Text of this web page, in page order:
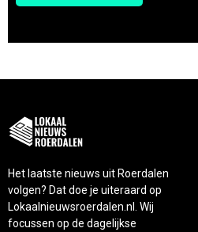
Het laatste nieuws uit Roerdalen
volgen? Dat doe je uiteraard op
Lokaalnieuwsroerdalen.nl. Wij
focussen op de dagelijkse